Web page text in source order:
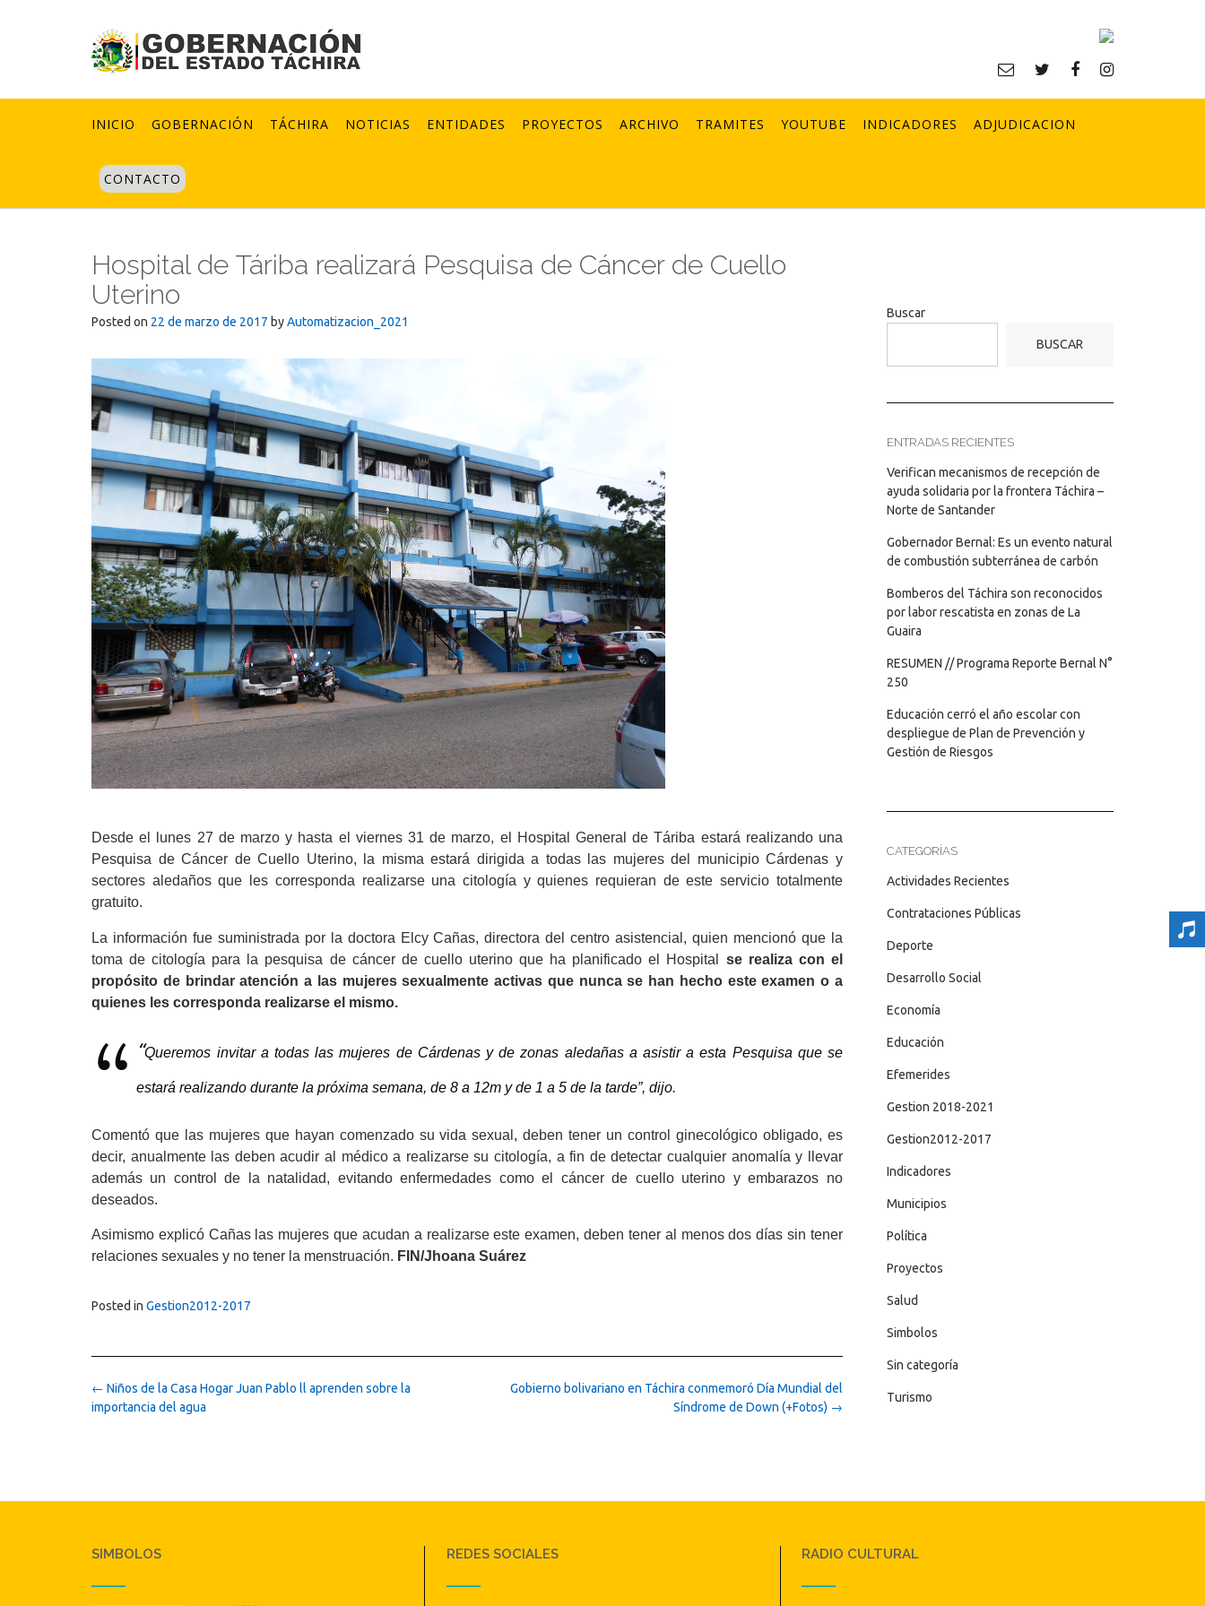
INICIO GOBERNACIÓN TÁCHIRA NOTICIAS ENTIDADES PROYECTOS ARCHIVO TRAMITES YOUTUBE INDICADORES ADJUDICACION
CONTACTO
Hospital de Táriba realizará Pesquisa de Cáncer de Cuello
Uterino
Posted on 22 de marzo de 2017 byAutomatizacion_2021
Desde el lunes 27 de marzo y hasta el viernes 31 de marzo, el Hospital General de Táriba estará realizando una
Pesquisa de Cáncer de Cuello Uterino, la misma estará dirigida a todas las mujeres del municipio Cárdenas y
sectores aledaños que les corresponda realizarse una citología y quienes requieran de este servicio totalmente
gratuito.
La información fue suministrada por la doctora Elcy Cañas, directora del centro asistencial, quien mencionó que la
toma de citología para la pesquisa de cáncer de cuello uterino que ha planificado el Hospital
se realiza con el
propósito de brindar atención a las mujeres sexualmente activas que nunca se han hecho este examen o a
quienes les corresponda realizarse el mismo.
“Queremos invitar a todas las mujeres de Cárdenas y de zonas aledañas a asistir a esta Pesquisa que se
estará realizando durante la próxima semana, de 8 a 12m y de 1 a 5 de la tarde”, dijo.
Comentó que las mujeres que hayan comenzado su vida sexual, deben tener un control ginecológico obligado, es
decir, anualmente las deben acudir al médico a realizarse su citología, a fin de detectar cualquier anomalía y llevar
además un control de la natalidad, evitando enfermedades como el cáncer de cuello uterino y embarazos no
deseados.
Asimismo explicó Cañas las mujeres que acudan a realizarse este examen, deben tener al menos dos días sin tener
relaciones sexuales y no tener la menstruación. FIN/Jhoana Suárez
Posted in Gestion2012-2017
Post
navigation
Gobierno bolivariano en Táchira conmemoró Día Mundial del
Síndrome de Down (+Fotos) →
← Niños de la Casa Hogar Juan Pablo ll aprenden sobre la
importancia del agua
Buscar
BUSCAR
ENTRADAS RECIENTES
Verifican mecanismos de recepción de
ayuda solidaria por la frontera Táchira –
Norte de Santander
Gobernador Bernal: Es un evento natural
de combustión subterránea de carbón
Bomberos del Táchira son reconocidos
por labor rescatista en zonas de La
Guaira
RESUMEN // Programa Reporte Bernal N°
250
Educación cerró el año escolar con
despliegue de Plan de Prevención y
Gestión de Riesgos
CATEGORÍAS
Actividades Recientes
Contrataciones Públicas
Deporte
Desarrollo Social
Economía
Educación
Efemerides
Gestion 2018-2021
Gestion2012-2017
Indicadores
Municipios
Política
Proyectos
Salud
Simbolos
Sin categoría
Turismo
SIMBOLOS REDES SOCIALES RADIO CULTURAL